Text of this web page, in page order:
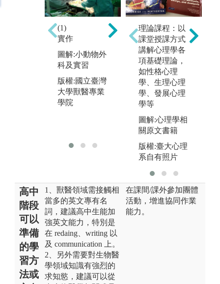
(1)
實作
圖解:小動物外
科及實習
版權:國立臺灣
大學獸醫專業
學院
利用光學顯微
鏡進行組織疾
病理切片之觀
察
圖解:組織學實
習
版權:國立臺灣
大學獸醫專業
學院
理論課程：以
課堂授課方式
講解心理學各
項基礎理論，
如性格心理
學、生理心理
學、發展心理
學等
圖解:心理學相
關原文書籍
版權:臺大心理
系自有照片
高中
階段
可以
準備
的學
習方
法或
1、獸醫領域需接觸相
當多的英文專有名
詞，建議高中生能加
強英文能力，特別是
在 redaing、writing 以
及 communication 上。
2、另外需要對生物醫
學領域知識有強烈的
求知慾，建議可以從
在課間/課外參加團體
活動，增進協同作業
能力。